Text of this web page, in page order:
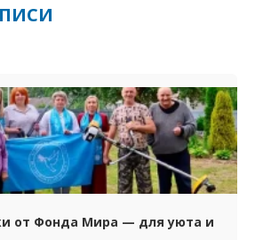
от Фонда Мира — для уюта и